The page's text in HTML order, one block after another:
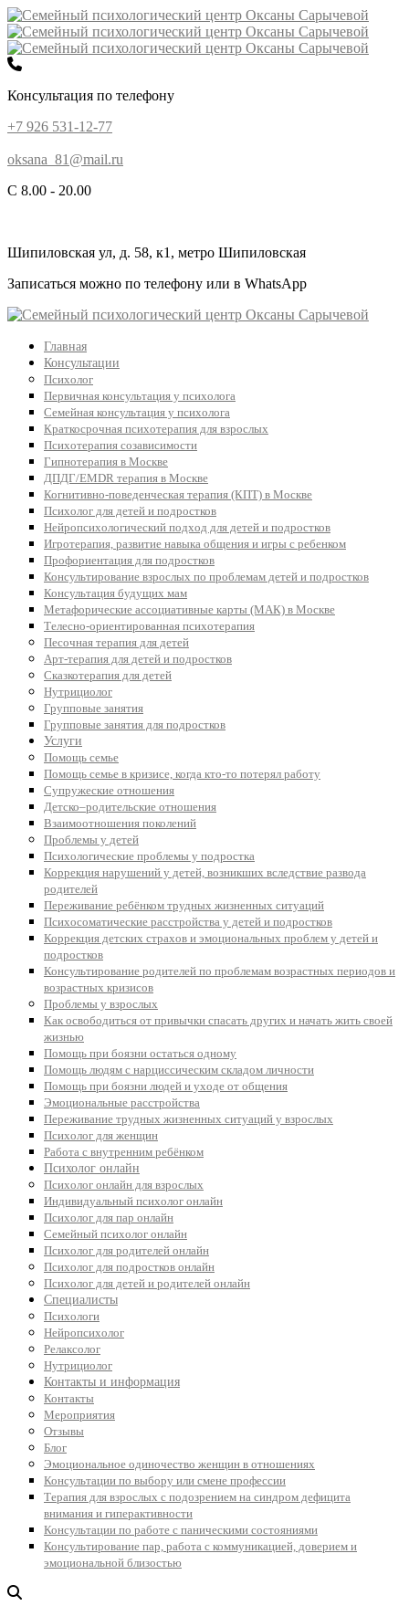
Консультация по телефону
+7 926 531-12-77
oksana_81@mail.ru
С 8.00 - 20.00
Шипиловская ул, д. 58, к1, метро Шипиловская
Записаться можно по телефону или в WhatsApp
Главная
Консультации
Психолог
Первичная консультация у психолога
Семейная консультация у психолога
Краткосрочная психотерапия для взрослых
Психотерапия созависимости
Гипнотерапия в Москве
ДПДГ/EMDR терапия в Москве
Когнитивно-поведенческая терапия (КПТ) в Москве
Психолог для детей и подростков
Нейропсихологический подход для детей и подростков
Игротерапия, развитие навыка общения и игры с ребенком
Профориентация для подростков
Консультирование взрослых по проблемам детей и подростков
Консультация будущих мам
Метафорические ассоциативные карты (МАК) в Москве
Телесно-ориентированная психотерапия
Песочная терапия для детей
Арт-терапия для детей и подростков
Сказкотерапия для детей
Нутрициолог
Групповые занятия
Групповые занятия для подростков
Услуги
Помощь семье
Помощь семье в кризисе, когда кто-то потерял работу
Супружеские отношения
Детско–родительские отношения
Взаимоотношения поколений
Проблемы у детей
Психологические проблемы у подростка
Коррекция нарушений у детей, возникших вследствие развода
родителей
Переживание ребёнком трудных жизненных ситуаций
Психосоматические расстройства у детей и подростков
Коррекция детских страхов и эмоциональных проблем у детей и
подростков
Консультирование родителей по проблемам возрастных периодов и
возрастных кризисов
Проблемы у взрослых
Как освободиться от привычки спасать других и начать жить своей
жизнью
Помощь при боязни остаться одному
Помощь людям с нарциссическим складом личности
Помощь при боязни людей и уходе от общения
Эмоциональные расстройства
Переживание трудных жизненных ситуаций у взрослых
Психолог для женщин
Работа с внутренним ребёнком
Психолог онлайн
Психолог онлайн для взрослых
Индивидуальный психолог онлайн
Психолог для пар онлайн
Семейный психолог онлайн
Психолог для родителей онлайн
Психолог для подростков онлайн
Психолог для детей и родителей онлайн
Специалисты
Психологи
Нейропсихолог
Релаксолог
Нутрициолог
Контакты и информация
Контакты
Мероприятия
Отзывы
Блог
Эмоциональное одиночество женщин в отношениях
Консультации по выбору или смене профессии
Терапия для взрослых с подозрением на синдром дефицита
внимания и гиперактивности
Консультации по работе с паническими состояниями
Консультирование пар, работа с коммуникацией, доверием и
эмоциональной близостью